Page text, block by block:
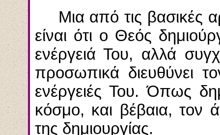
Μια από τις βασικές
είναι ότι ο Θεός
ενέργειά Του, αλλά
προσωπικά διευθύνει
ενέργειές Του. Όπως
κόσμο, και βέβαια, τον
της δημιουργίας.